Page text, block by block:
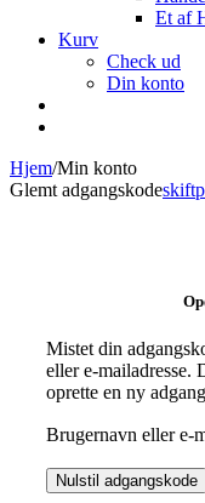
Et af
Kurv
Check ud
Din konto
Hjem/Min konto
Glemt adgangskode
Mistet din
eller e-mailadresse.
oprette en ny
Brugernavn eller e-
Nulstil adgangskode